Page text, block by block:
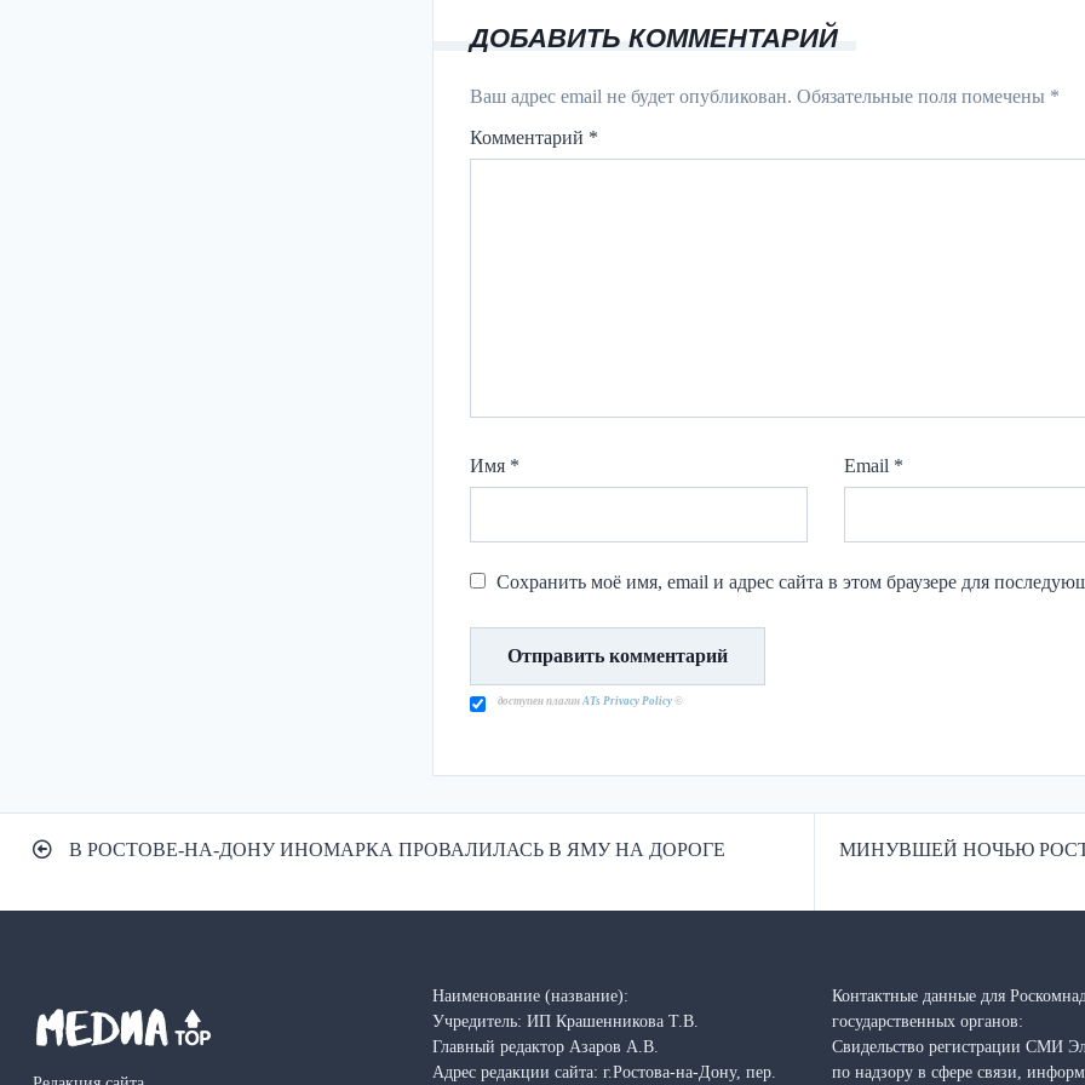
ДОБАВИТЬ КОММЕНТАРИЙ
Ваш адрес email не будет опубликован. Обязательные поля помечены *
Комментарий *
Имя * Email *
Сохранить моё имя, email и адрес сайта в этом браузере для
доступен плагин ATs Privacy Policy ©
Навигация
записям
В РОСТОВЕ-НА-ДОНУ ИНОМАРКА ПРОВАЛИЛАСЬ В ЯМУ НА ДОРОГЕ МИНУВШЕЙ НОЧЬЮ
Наименование (название):
Учредитель: ИП Крашенникова Т.В.
Главный редактор Азаров А.В.
Адрес редакции сайта: г.Ростова-на-Дону, пер.
Контактные данные для
государственных органов:
Свидельство регистрации СМИ
по надзору в сфере связи,